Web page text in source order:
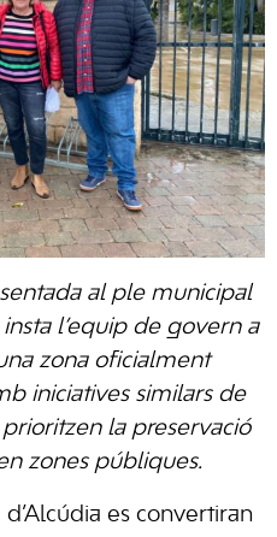
al ple municipal
l’equip de govern a
zona oficialment
iniciatives similars de
prioritzen la preservació
zones públiques.
es convertiran